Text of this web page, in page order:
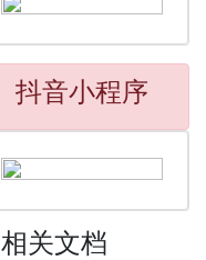
抖音小程序
相关文档